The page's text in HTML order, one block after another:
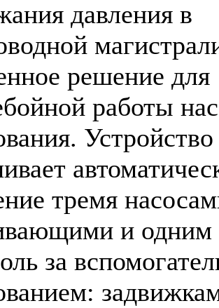
давления в
решение для
работы
Устройство
тремя
и
за